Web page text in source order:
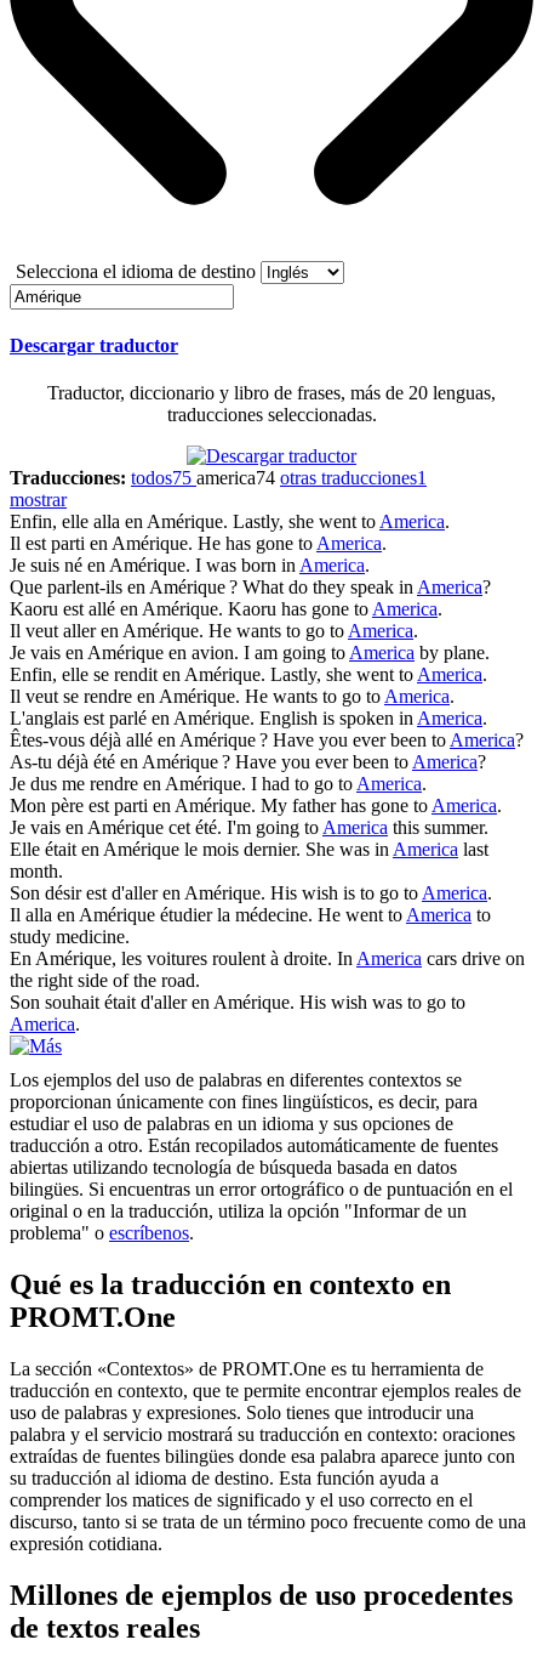
Selecciona el idioma de destino
Descargar traductor
Traductor, diccionario y libro de frases, más de 20 lenguas,
traducciones seleccionadas.
Traducciones: todos75 america74 otras traducciones1
mostrar
Enfin, elle alla enAmérique. Lastly, she went toAmerica.
Il est parti enAmérique. He has gone toAmerica.
Je suis né enAmérique. I was born inAmerica.
Que parlent-ils enAmérique? What do they speak inAmerica?
Kaoru est allé enAmérique. Kaoru has gone toAmerica.
Il veut aller enAmérique. He wants to go toAmerica.
Je vais enAmérique en avion. I am going toAmerica by plane.
Enfin, elle se rendit enAmérique. Lastly, she went toAmerica.
Il veut se rendre enAmérique. He wants to go toAmerica.
L'anglais est parlé enAmérique. English is spoken inAmerica.
Êtes-vous déjà allé enAmérique? Have you ever been toAmerica?
As-tu déjà été enAmérique? Have you ever been toAmerica?
Je dus me rendre enAmérique. I had to go toAmerica.
Mon père est parti enAmérique. My father has gone toAmerica.
Je vais enAmérique cet été. I'm going toAmerica this summer.
Elle était enAmérique le mois dernier. She was inAmerica last
month.
Son désir est d'aller enAmérique. His wish is to go toAmerica.
Il alla enAmérique étudier la médecine. He went toAmerica to
study medicine.
EnAmérique, les voitures roulent à droite. InAmerica cars drive on
the right side of the road.
Son souhait était d'aller enAmérique. His wish was to go to
America.
Los ejemplos del uso de palabras en diferentes contextos se
proporcionan únicamente con fines lingüísticos, es decir, para
estudiar el uso de palabras en un idioma y sus opciones de
traducción a otro. Están recopilados automáticamente de fuentes
abiertas utilizando tecnología de búsqueda basada en datos
bilingües. Si encuentras un error ortográfico o de puntuación en el
original o en la traducción, utiliza la opción "Informar de un
problema" o escríbenos.
Qué es la traducción en contexto en
PROMT.One
La sección «Contextos» de PROMT.One es tu herramienta de
traducción en contexto, que te permite encontrar ejemplos reales de
uso de palabras y expresiones. Solo tienes que introducir una
palabra y el servicio mostrará su traducción en contexto: oraciones
extraídas de fuentes bilingües donde esa palabra aparece junto con
su traducción al idioma de destino. Esta función ayuda a
comprender los matices de significado y el uso correcto en el
discurso, tanto si se trata de un término poco frecuente como de una
expresión cotidiana.
Millones de ejemplos de uso procedentes
de textos reales